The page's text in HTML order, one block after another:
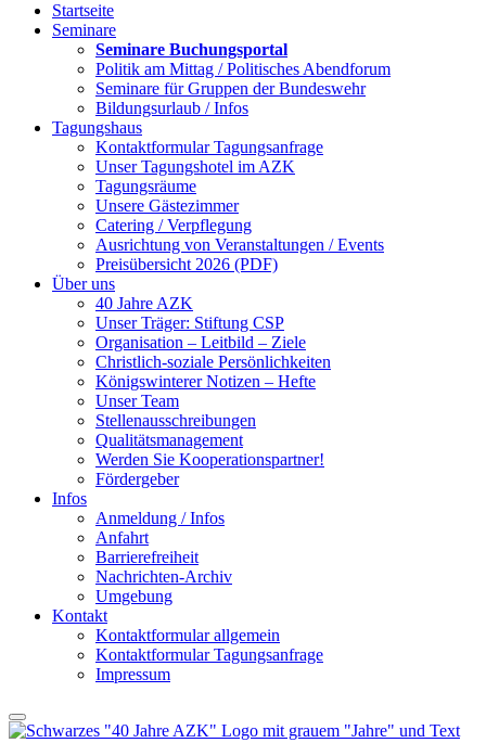
Startseite
Seminare
Seminare Buchungsportal
Politik am Mittag / Politisches Abendforum
Seminare für Gruppen der Bundeswehr
Bildungsurlaub / Infos
Tagungshaus
Kontaktformular Tagungsanfrage
Unser Tagungshotel im AZK
Tagungsräume
Unsere Gästezimmer
Catering / Verpflegung
Ausrichtung von Veranstaltungen / Events
Preisübersicht 2026 (PDF)
Über uns
40 Jahre AZK
Unser Träger: Stiftung CSP
Organisation – Leitbild – Ziele
Christlich-soziale Persönlichkeiten
Königswinterer Notizen – Hefte
Unser Team
Stellenausschreibungen
Qualitätsmanagement
Werden Sie Kooperationspartner!
Fördergeber
Infos
Anmeldung / Infos
Anfahrt
Barrierefreiheit
Nachrichten-Archiv
Umgebung
Kontakt
Kontaktformular allgemein
Kontaktformular Tagungsanfrage
Impressum